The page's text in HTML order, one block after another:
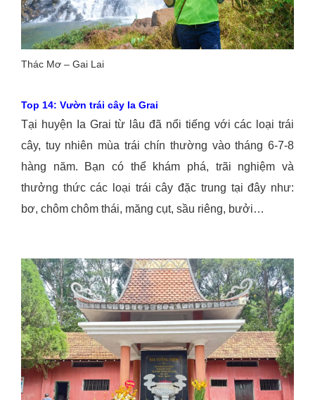
Thác Mơ – Gai Lai
Top 14: Vườn trái cây Ia Grai
Tại huyện Ia Grai từ lâu đã nổi tiếng với các loại trái
cây, tuy nhiên mùa trái chín thường vào tháng 6-7-8
hàng năm. Bạn có thể khám phá, trãi nghiệm và
thưởng thức các loại trái cây đặc trung tại đây như:
bơ, chôm chôm thái, măng cụt, sầu riêng, bưởi…